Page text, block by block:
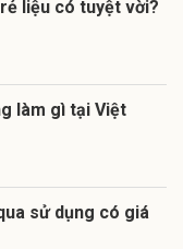
liệu có tuyệt vời?
làm gì tại Việt
sử dụng có giá